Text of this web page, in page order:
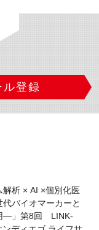
ル登録
解析 × AI ×個別化医
バイオマーカーと
―」第8回 LINK-